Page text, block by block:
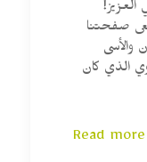
صفحتنا
والأسى
الذي كان
Read more